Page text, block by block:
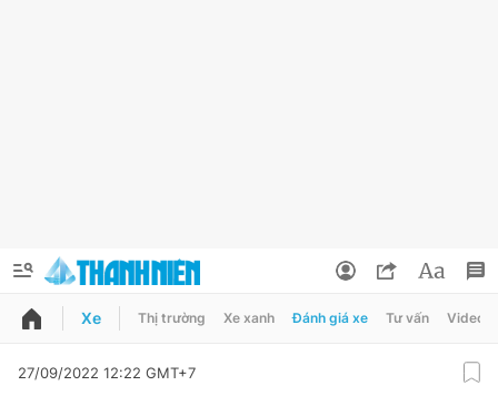
QUẢNG CÁO
Xe Thị trường Xe xanh Đánh giá xe Tư vấn Video
27/09/2022 12:22 GMT+7